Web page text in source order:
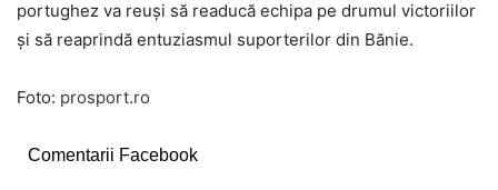
portughez va reuși să readucă echipa pe drumul victoriilor
și să reaprindă entuziasmul suporterilor din Bănie.
Foto: prosport.ro
Comentarii Facebook